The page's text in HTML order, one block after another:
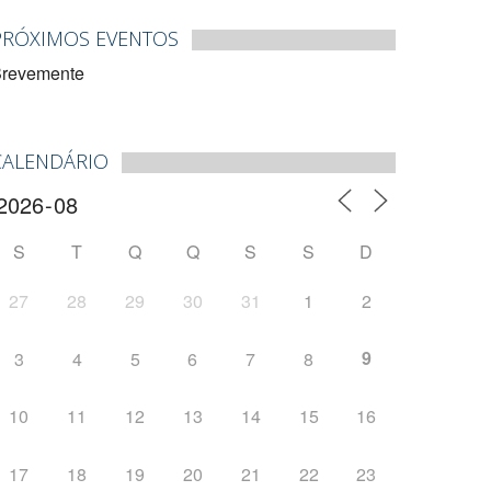
EVENTOS
S T Q Q S S
D
27
28 29 30 31 1 2
3 4 5 6 7 8 9
10 11 12 13 14 15 16
17 18 19 20 21 22 23